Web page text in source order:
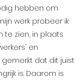
hebben om
werk probeer ik
te zien, in plaats
en
gemerkt dat dit juist
is. Daarom is